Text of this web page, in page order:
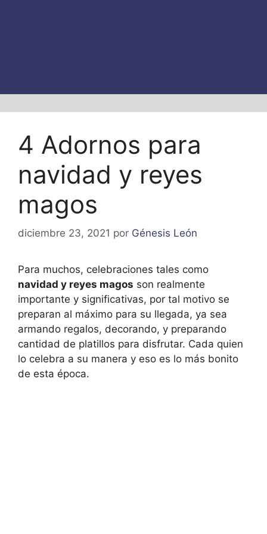
4 Adornos para
navidad y reyes
magos
diciembre 23, 2021 por Génesis León
Para muchos, celebraciones tales como
navidad y reyes magos son realmente
importante y significativas, por tal motivo se
preparan al máximo para su llegada, ya sea
armando regalos, decorando, y preparando
cantidad de platillos para disfrutar. Cada quien
lo celebra a su manera y eso es lo más bonito
de esta época.